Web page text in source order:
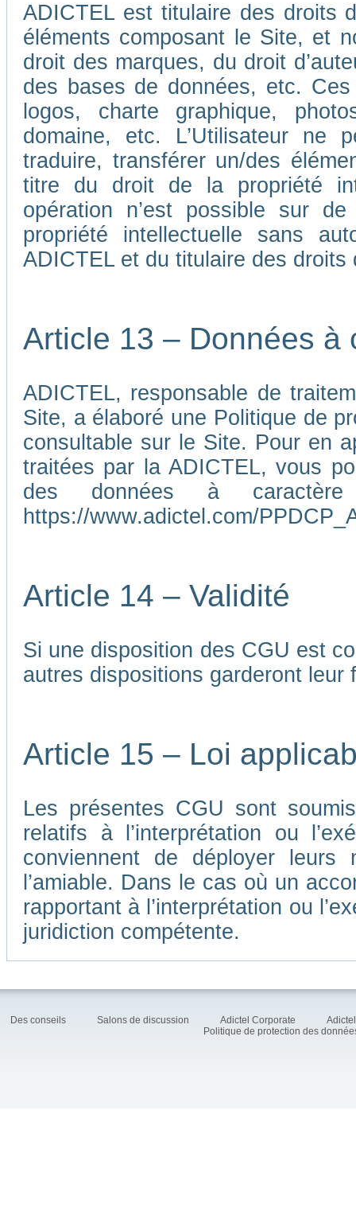
ADICTEL est titulaire des droits
éléments composant le Site, et
droit des marques, du droit
des bases de données, etc.
logos, charte graphique,
domaine, etc. L’Utilisateur ne
traduire, transférer un/des
titre du droit de la propriété
opération n’est possible sur
propriété intellectuelle sans
ADICTEL et du titulaire des
Article 13 – Données à
ADICTEL, responsable de
Site, a élaboré une Politique de
consultable sur le Site. Pour en
traitées par la ADICTEL, vous
des données à caractère
https://www.adictel.com/
Article 14 – Validité
Si une disposition des CGU est
autres dispositions garderont leur
Article 15 – Loi
Les présentes CGU sont
relatifs à l’interprétation ou
conviennent de déployer
l’amiable. Dans le cas où un
rapportant à l’interprétation ou
juridiction compétente.
Des conseils Salons de discussion Adictel Corporate
Politique de protection des